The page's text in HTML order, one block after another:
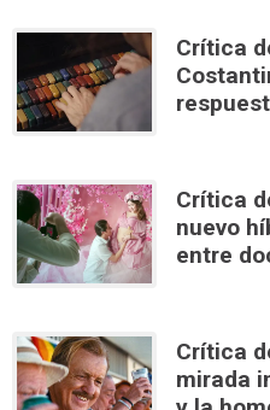
Crítica
Crítica
nuevo
entre
Crítica
mirada